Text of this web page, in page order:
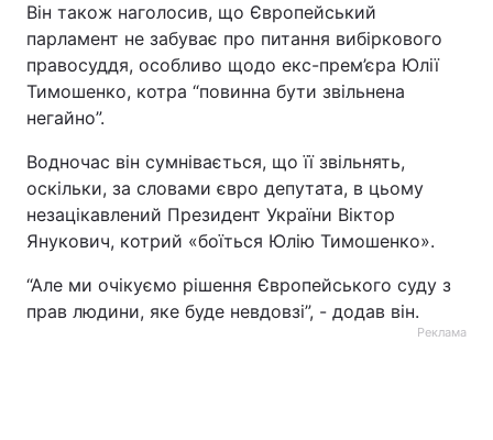
Він також наголосив, що Європейський
парламент не забуває про питання вибіркового
правосуддя, особливо щодо екс-прем’єра Юлії
Тимошенко, котра “повинна бути звільнена
негайно”.
Водночас він сумнівається, що її звільнять,
оскільки, за словами євро депутата, в цьому
незацікавлений Президент України Віктор
Янукович, котрий «боїться Юлію Тимошенко».
“Але ми очікуємо рішення Європейського суду з
прав людини, яке буде невдовзі”, - додав він.
Реклама